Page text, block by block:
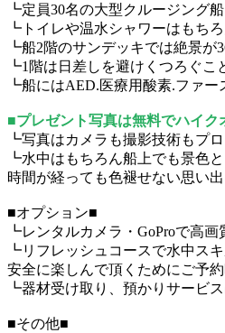
┗定員30名の大型クルージング
┗トイレや温水シャワーはもち
┗船2階のサンデッキでは絶景が
┗1階は日差しを避けくつろぐこ
┗船にはAED.医療用酸素.ファ
■プレゼント写真は無料でハイク
┗写真はカメラも撮影技術もプロ
┗水中はもちろん船上でも景色
時間が経っても色褪せない思い
■オプション■
┗レンタルカメラ・GoProで高画
┗リフレッシュコースで水中スキ
安全に楽しんで頂くためにご予
┗器材受け取り、預かりサービ
■その他■